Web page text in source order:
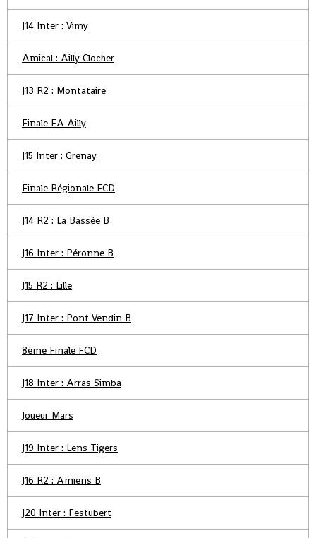
J14 Inter : Vimy
Amical : Ailly Clocher
J13 R2 : Montataire
Finale FA Ailly
J15 Inter : Grenay
Finale Régionale FCD
J14 R2 : La Bassée B
J16 Inter : Péronne B
J15 R2 : Lille
J17 Inter : Pont Vendin B
8ème Finale FCD
J18 Inter : Arras Simba
Joueur Mars
J19 Inter : Lens Tigers
J16 R2 : Amiens B
J20 Inter : Festubert